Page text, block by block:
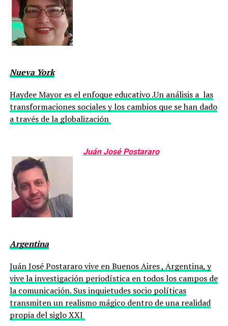
Nueva York
Haydee Mayor es el enfoque educativo .Un análisis a las
transformaciones sociales y los cambios que se han dado
a través de la globalización
Juán José Postararo
Argentina
Juán José Postararo vive en Buenos Aires , Argentina, y
vive la investigación periodística en todos los campos de
la comunicación. Sus inquietudes socio políticas
transmiten un realismo mágico dentro de una realidad
propia del siglo XXI